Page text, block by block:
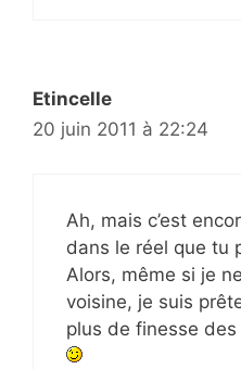
Etincelle
20 juin 2011 à 22:24
Ah, mais c’est
dans le réel que tu
Alors, même si je
voisine, je suis
plus de finesse